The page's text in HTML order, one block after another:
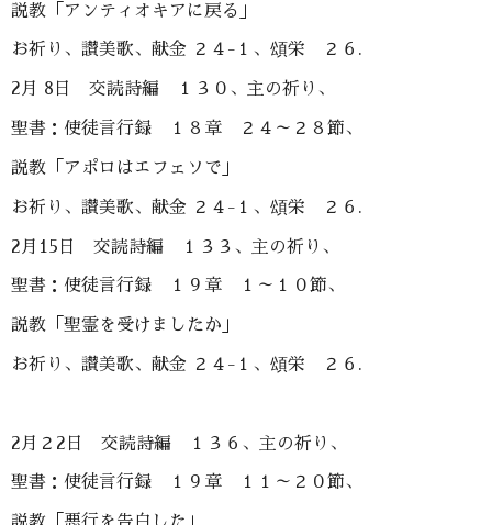
説教「アンティオキアに戻る」
お祈り、讃美歌、献金 ２４-１、頌栄 ２６.
2月 8日 交読詩編 １３０、主の祈り、
聖書：使徒言行録 １８章 ２４～２８節、
説教「アポロはエフェソで」
お祈り、讃美歌、献金 ２４-１、頌栄 ２６.
2月15日 交読詩編 １３３、主の祈り、
聖書：使徒言行録 １９章 １～１０節、
説教「聖霊を受けましたか」
お祈り、讃美歌、献金 ２４-１、頌栄 ２６.
2月２2日 交読詩編 １３６、主の祈り、
聖書：使徒言行録 １９章 １１～２０節、